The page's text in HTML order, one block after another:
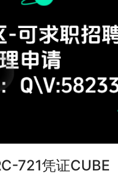
721凭证CUBE